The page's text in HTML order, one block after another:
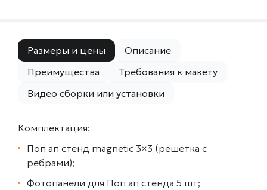
Размеры и цены
Описание
Преимущества
Требования к макету
Видео сборки или установки
Комплектация:
Поп ап стенд magnetic 3×3 (решетка с
ребрами);
Фотопанели для Поп ап стенда 5 шт;